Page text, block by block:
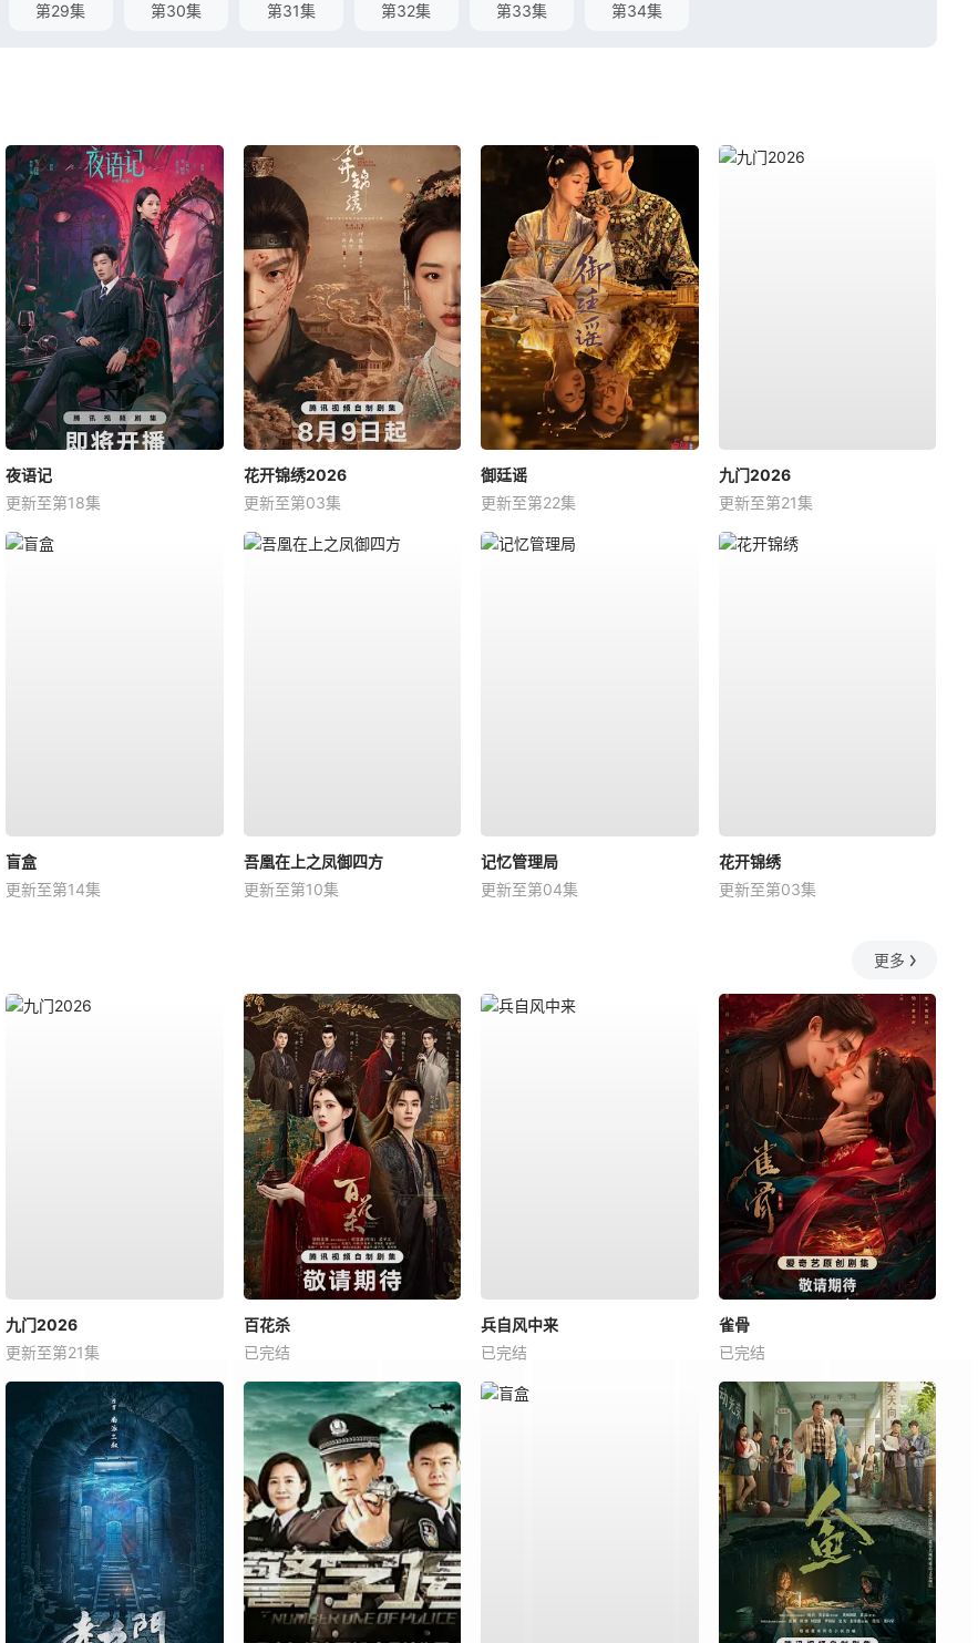
第29集 第30集 第31集 第32集 第33集 第34集
夜语记
更新至第18集
花开锦绣2026
更新至第03集
御廷谣
更新至第22集
九门2026
更新至第21集
盲盒
更新至第14集
吾凰在上之凤御四方
更新至第10集
记忆管理局
更新至第04集
花开锦绣
更新至第03集
更多
九门2026
更新至第21集
百花杀
已完结
兵自风中来
已完结
雀骨
已完结